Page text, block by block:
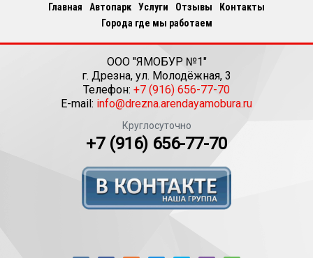
Главная Автопарк Услуги Отзывы
Контакты
Города где мы работаем
ООО "ЯМОБУР №1"
г. Дрезна, ул. Молодёжная, 3
Телефон: +7 (916) 656-77-70
E-mail: info@drezna.arendayamobura.ru
Круглосуточно
+7 (916) 656-77-70